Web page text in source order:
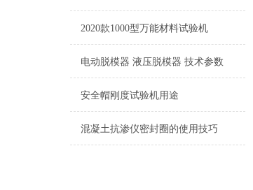
2020款1000型万能材料试验机
电动脱模器 液压脱模器 技术参数
安全帽刚度试验机用途
混凝土抗渗仪密封圈的使用技巧